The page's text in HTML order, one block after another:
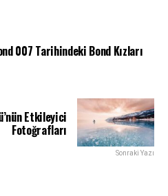
007 Tarihindeki Bond Kızları
Etkileyici
Fotoğrafları
Sonraki Yazı